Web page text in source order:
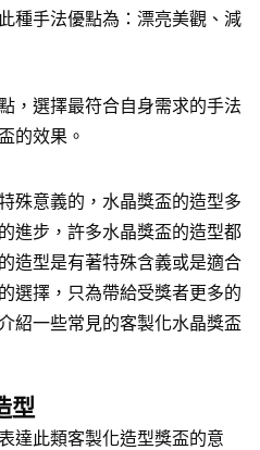
種手法優點為：漂亮美觀、減
，選擇最符合自身需求的手法
的效果。
殊意義的，水晶獎盃的造型多
進步，許多水晶獎盃的造型都
造型是有著特殊含義或是適合
選擇，只為帶給受獎者更多的
紹一些常見的客製化水晶獎盃
型
達此類客製化造型獎盃的意